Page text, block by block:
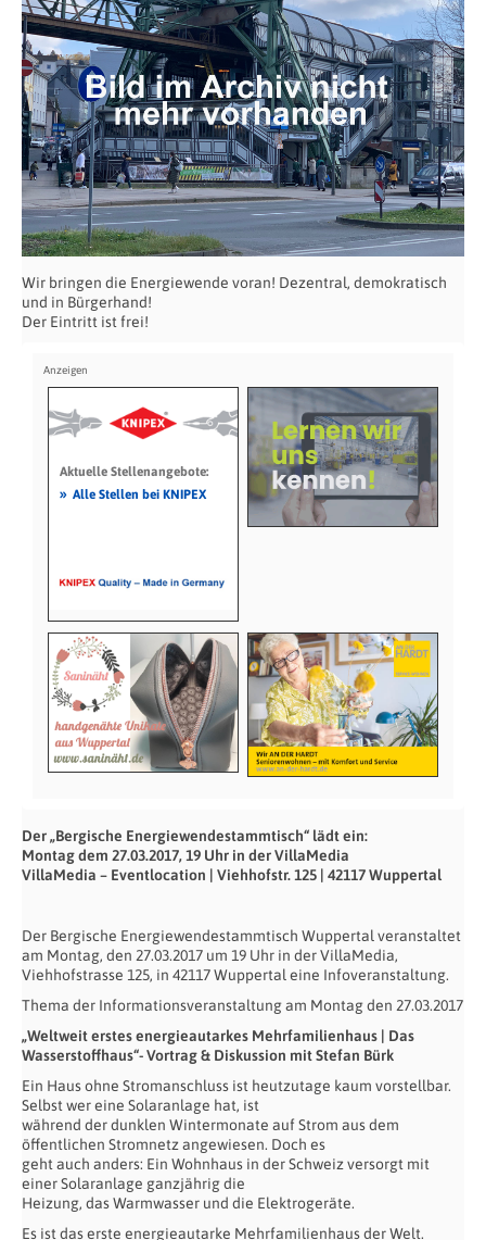
Wir bringen die Energiewende voran! Dezentral, demokratisch
und in Bürgerhand!
Der Eintritt ist frei!
Aktuelle Stellenangebote:
» Alle Stellen bei KNIPEX
Der „Bergische Energiewendestammtisch“ lädt ein:
Montag dem 27.03.2017, 19 Uhr in der VillaMedia
VillaMedia – Eventlocation | Viehhofstr. 125 | 42117 Wuppertal
Der Bergische Energiewendestammtisch Wuppertal veranstaltet
am Montag, den 27.03.2017 um 19 Uhr in der VillaMedia,
Viehhofstrasse 125, in 42117 Wuppertal eine Infoveranstaltung.
Thema der Informationsveranstaltung am Montag den 27.03.2017
„Weltweit erstes energieautarkes Mehrfamilienhaus | Das
Wasserstoffhaus“- Vortrag & Diskussion mit Stefan Bürk
Ein Haus ohne Stromanschluss ist heutzutage kaum vorstellbar.
Selbst wer eine Solaranlage hat, ist
während der dunklen Wintermonate auf Strom aus dem
öffentlichen Stromnetz angewiesen. Doch es
geht auch anders: Ein Wohnhaus in der Schweiz versorgt mit
einer Solaranlage ganzjährig die
Heizung, das Warmwasser und die Elektrogeräte.
Es ist das erste energieautarke Mehrfamilienhaus der Welt.